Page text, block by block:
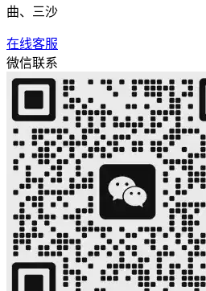
曲、三沙
在线客服
微信联系